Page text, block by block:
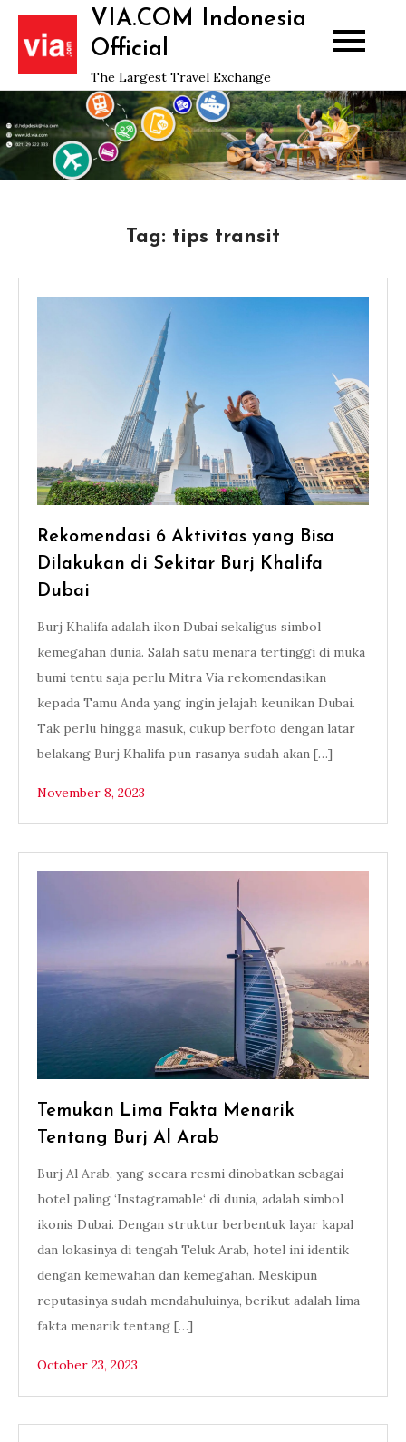
Skip
content
VIA.COM Indonesia
Official
The Largest Travel Exchange
Tag: tips transit
Rekomendasi 6 Aktivitas yang Bisa
Dilakukan di Sekitar Burj Khalifa
Dubai
Burj Khalifa adalah ikon Dubai sekaligus simbol
kemegahan dunia. Salah satu menara tertinggi di muka
bumi tentu saja perlu Mitra Via rekomendasikan
kepada Tamu Anda yang ingin jelajah keunikan Dubai.
Tak perlu hingga masuk, cukup berfoto dengan latar
belakang Burj Khalifa pun rasanya sudah akan […]
November 8, 2023
Temukan Lima Fakta Menarik
Tentang Burj Al Arab
Burj Al Arab, yang secara resmi dinobatkan sebagai
hotel paling ‘Instagramable‘ di dunia, adalah simbol
ikonis Dubai. Dengan struktur berbentuk layar kapal
dan lokasinya di tengah Teluk Arab, hotel ini identik
dengan kemewahan dan kemegahan. Meskipun
reputasinya sudah mendahuluinya, berikut adalah lima
fakta menarik tentang […]
October 23, 2023